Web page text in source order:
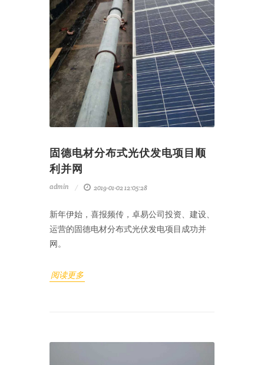
固德电材分布式光伏发电项目顺
利并网
admin 2019-01-02 12:05:28
新年伊始，喜报频传，卓易公司投资、建设、
运营的固德电材分布式光伏发电项目成功并
网。
阅读更多